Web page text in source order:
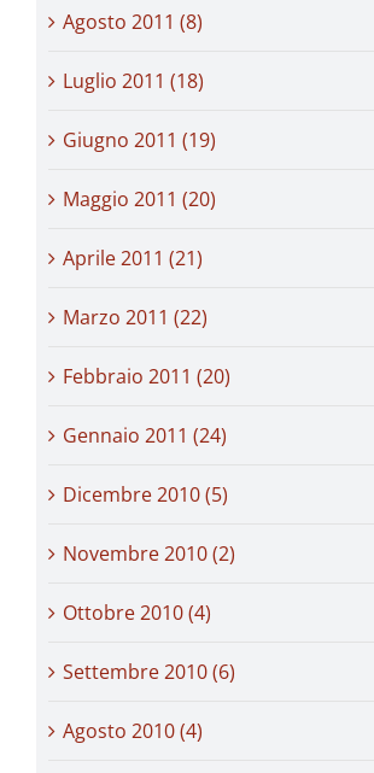
Agosto 2011 (8)
Luglio 2011 (18)
Giugno 2011 (19)
Maggio 2011 (20)
Aprile 2011 (21)
Marzo 2011 (22)
Febbraio 2011 (20)
Gennaio 2011 (24)
Dicembre 2010 (5)
Novembre 2010 (2)
Ottobre 2010 (4)
Settembre 2010 (6)
Agosto 2010 (4)